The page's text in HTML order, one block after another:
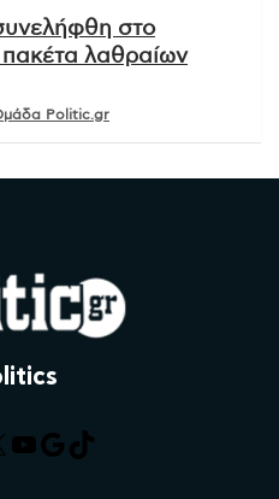
στο
λαθραίων
Politic.gr
YouTube
Google
TikTok